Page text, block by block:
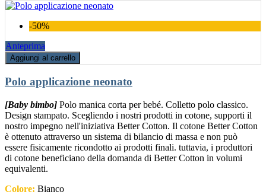
-50%
Anteprima
Aggiungi al carrello
Polo applicazione neonato
[Baby bimbo] Polo manica corta per bebé. Colletto polo classico.
Design stampato. Scegliendo i nostri prodotti in cotone, supporti il
nostro impegno nell'iniziativa Better Cotton. Il cotone Better Cotton
è ottenuto attraverso un sistema di bilancio di massa e non può
essere fisicamente ricondotto ai prodotti finali. tuttavia, i produttori
di cotone beneficiano della domanda di Better Cotton in volumi
equivalenti.
Colore: Bianco